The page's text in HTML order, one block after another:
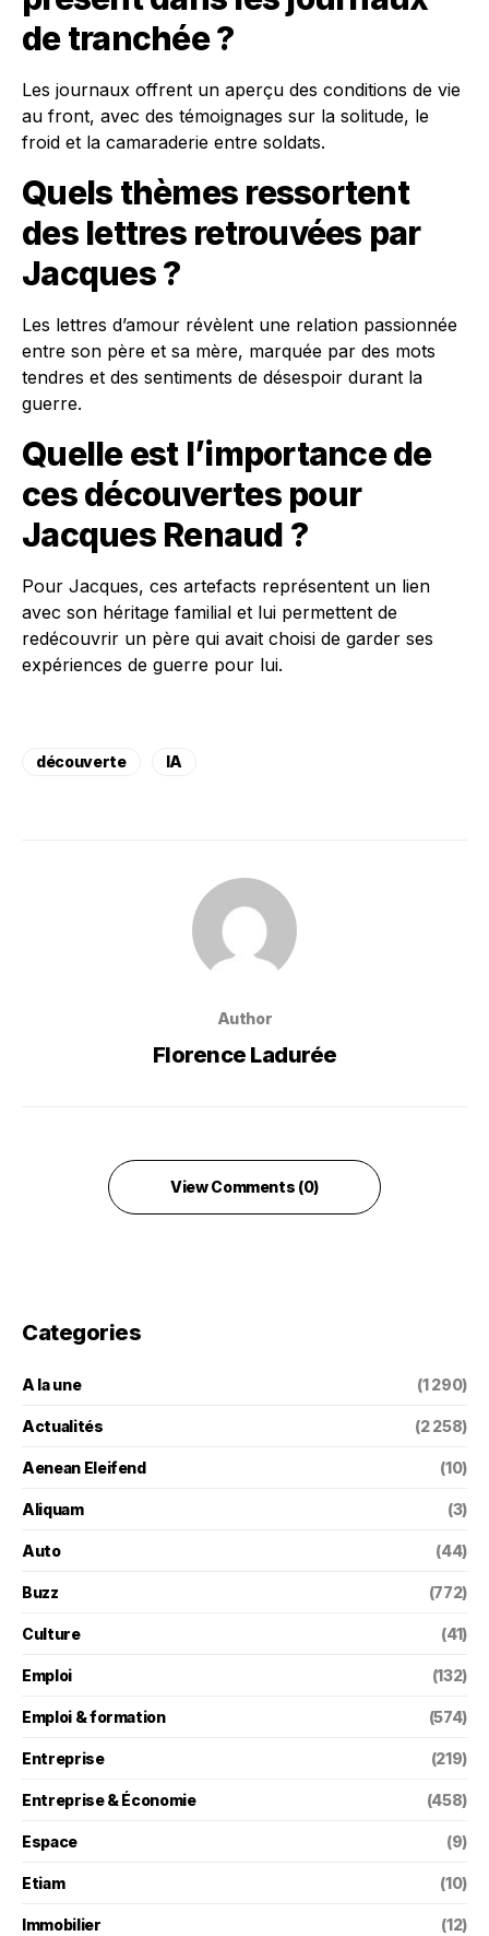
de tranchée ?
Les journaux offrent un aperçu des conditions de vie
au front, avec des témoignages sur la solitude, le
froid et la camaraderie entre soldats.
Quels thèmes ressortent
des lettres retrouvées par
Jacques ?
Les lettres d’amour révèlent une relation passionnée
entre son père et sa mère, marquée par des mots
tendres et des sentiments de désespoir durant la
guerre.
Quelle est l’importance de
ces découvertes pour
Jacques Renaud ?
Pour Jacques, ces artefacts représentent un lien
avec son héritage familial et lui permettent de
redécouvrir un père qui avait choisi de garder ses
expériences de guerre pour lui.
découverte IA
Author
Florence Ladurée
View Comments (0)
Categories
A la une (1 290)
Actualités (2 258)
Aenean Eleifend (10)
Aliquam (3)
Auto (44)
Buzz (772)
Culture (41)
Emploi (132)
Emploi & formation (574)
Entreprise (219)
Entreprise & Économie (458)
Espace (9)
Etiam (10)
Immobilier (12)